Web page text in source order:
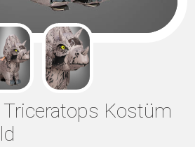
Kostüm